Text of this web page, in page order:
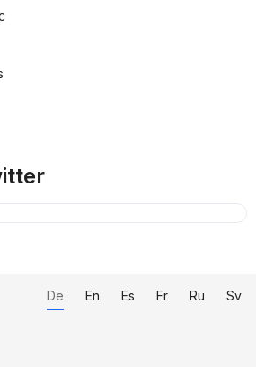
De En Es Fr Ru Sv